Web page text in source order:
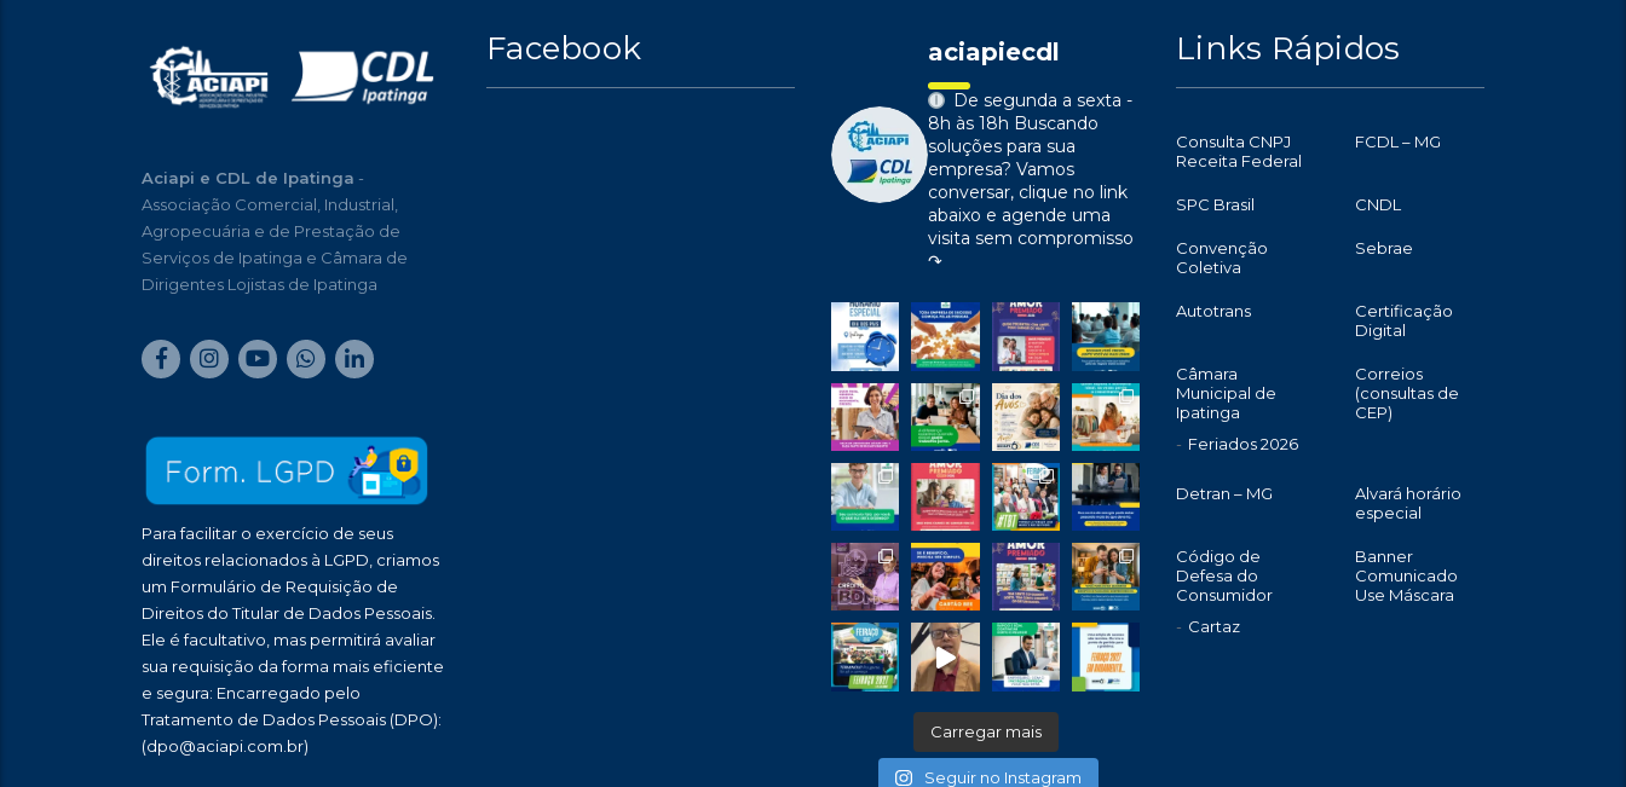
Aciapi e CDL de Ipatinga -
Associação Comercial, Industrial,
Agropecuária e de Prestação de
Serviços de Ipatinga e Câmara de
Dirigentes Lojistas de Ipatinga
Para facilitar o exercício de seus
direitos relacionados à LGPD, criamos
um Formulário de Requisição de
Direitos do Titular de Dados Pessoais.
Ele é facultativo, mas permitirá avaliar
sua requisição da forma mais eficiente
e segura: Encarregado pelo
Tratamento de Dados Pessoais (DPO):
(dpo@aciapi.com.br)
Facebook aciapiecdl
De segunda a sexta -
8h às 18h Buscando
soluções para sua
empresa? Vamos
conversar, clique no link
abaixo e agende uma
visita sem compromisso
↷
Carregar mais
Seguir no Instagram
Links Rápidos
Consulta CNPJ
Receita Federal
FCDL – MG
SPC Brasil CNDL
Convenção
Coletiva
Sebrae
Autotrans
Certificação
Digital
Câmara
Municipal de
Ipatinga
Feriados 2026
Correios
(consultas de
CEP)
Detran – MG
Alvará horário
especial
Código de
Defesa do
Consumidor
Cartaz
Banner
Comunicado
Use Máscara